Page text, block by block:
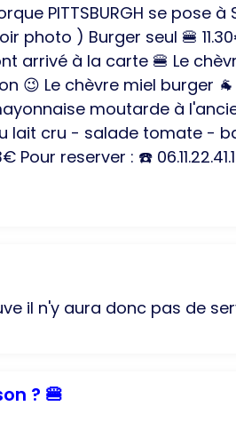
PITTSBURGH se pose à
) Burger seul 🍔
arrivé à la carte 🍔 Le
😉 Le chèvre miel burger
moutarde à
lait cru - salade tomate -
reserver : ☎️
il n'y aura donc pas de
? 🍔